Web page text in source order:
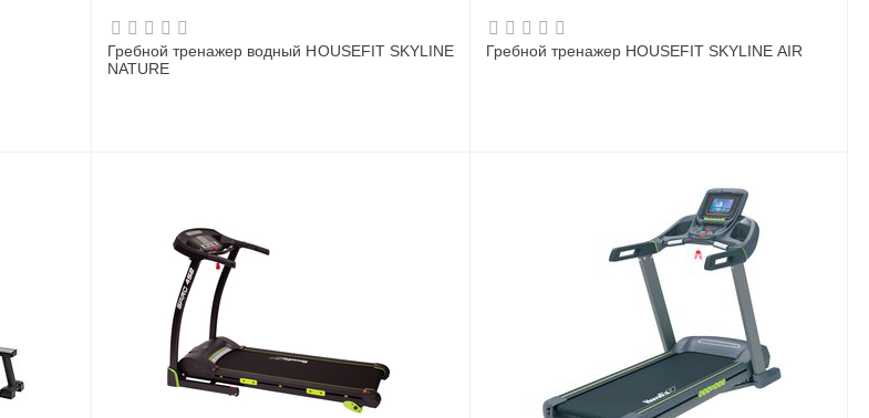
Гребной тренажер водный HOUSEFIT SKYLINE
NATURE
Гребной тренажер HOUSEFIT SKYLINE AIR